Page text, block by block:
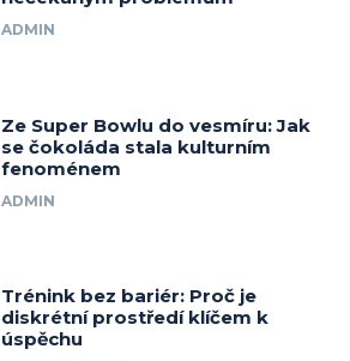
ADMIN
Ze Super Bowlu do vesmíru: Jak
se čokoláda stala kulturním
fenoménem
ADMIN
Trénink bez bariér: Proč je
diskrétní prostředí klíčem k
úspěchu